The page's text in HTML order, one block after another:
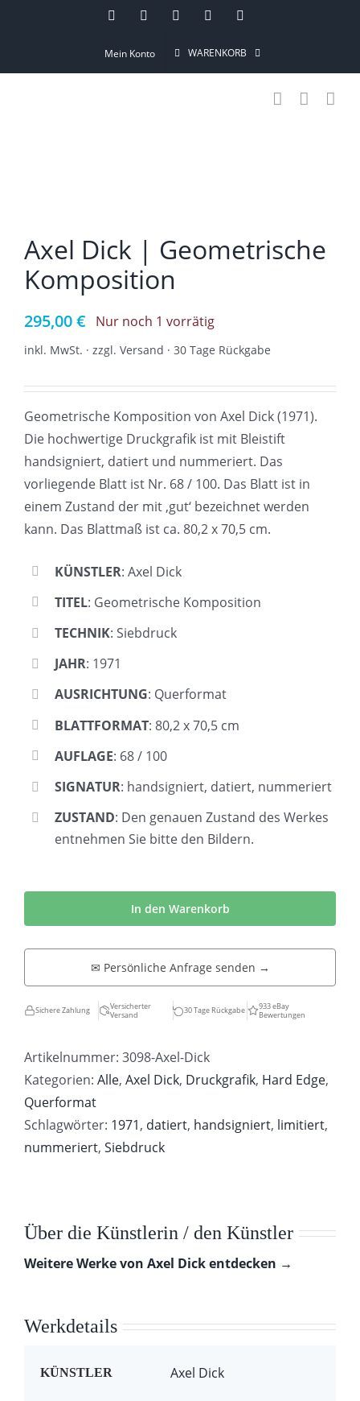
InstagramPinterestFacebookYouTube
Mein Konto WARENKORB
Axel Dick | Geometrische
Komposition
295,00€ Nur noch 1 vorrätig
inkl. MwSt. · zzgl. Versand · 30 Tage Rückgabe
Geometrische Komposition von Axel Dick (1971).
Die hochwertige Druckgrafik ist mit Bleistift
handsigniert, datiert und nummeriert. Das
vorliegende Blatt ist Nr. 68 / 100. Das Blatt ist in
einem Zustand der mit ‚gut‘ bezeichnet werden
kann. Das Blattmaß ist ca. 80,2 x 70,5 cm.
KÜNSTLER: Axel Dick
TITEL: Geometrische Komposition
TECHNIK: Siebdruck
JAHR: 1971
AUSRICHTUNG: Querformat
BLATTFORMAT: 80,2 x 70,5 cm
AUFLAGE: 68 / 100
SIGNATUR: handsigniert, datiert, nummeriert
ZUSTAND: Den genauen Zustand des Werkes
entnehmen Sie bitte den Bildern.
|
Geometrische
Komposition
Menge
In den Warenkorb
✉ Persönliche Anfrage senden →
Sichere Zahlung
Versicherter
Versand
30 Tage Rückgabe
933 eBay
Bewertungen
Artikelnummer: 3098-Axel-Dick
Kategorien: Alle, Axel Dick, Druckgrafik, Hard Edge,
Querformat
Schlagwörter: 1971, datiert, handsigniert, limitiert,
nummeriert, Siebdruck
Über die Künstlerin / den Künstler
Weitere Werke von Axel Dick entdecken →
Werkdetails
KÜNSTLER Axel Dick